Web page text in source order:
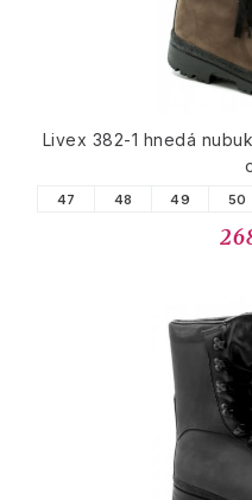
Livex 382-1 hnedá
47 48 49 50